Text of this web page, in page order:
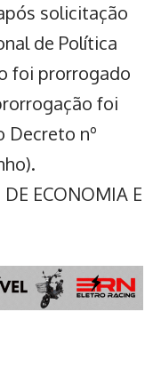
solicitação
de Política
foi prorrogado
foi
Decreto nº
ECONOMIA E